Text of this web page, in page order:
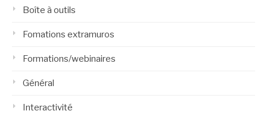
Boîte à outils
Fomations extramuros
Formations/webinaires
Général
Interactivité